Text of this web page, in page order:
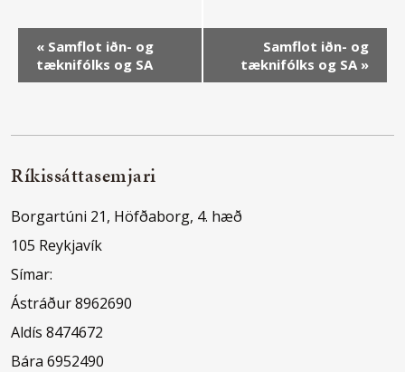
Event
Navigation
« Samflot iðn- og
tæknifólks og SA
Samflot iðn- og
tæknifólks og SA »
Ríkissáttasemjari
Borgartúni 21, Höfðaborg, 4. hæð
105 Reykjavík
Símar:
Ástráður 8962690
Aldís 8474672
Bára 6952490